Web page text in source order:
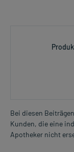
Bei diesen
Kunden, die eine
Apotheker nicht